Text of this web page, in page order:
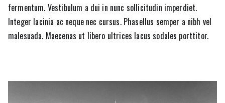
fermentum. Vestibulum a dui in nunc sollicitudin imperdiet.
Integer lacinia ac neque nec cursus. Phasellus semper a nibh vel
malesuada. Maecenas ut libero ultrices lacus sodales porttitor.